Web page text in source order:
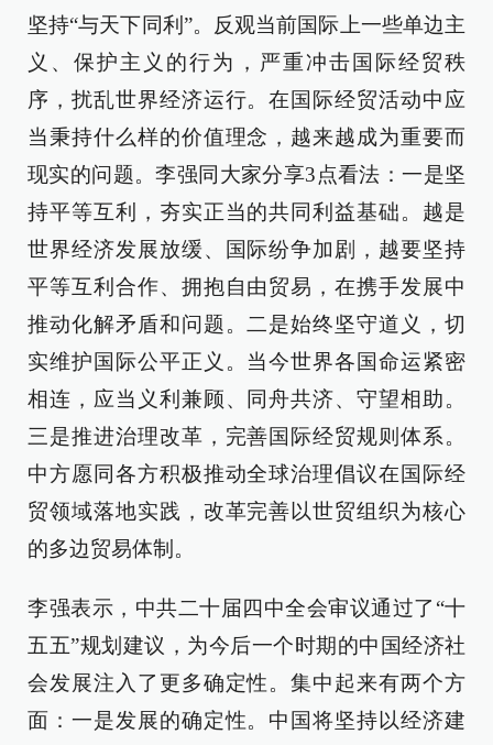
坚持“与天下同利”。反观当前国际上一些单边主
义、保护主义的行为，严重冲击国际经贸秩
序，扰乱世界经济运行。在国际经贸活动中应
当秉持什么样的价值理念，越来越成为重要而
现实的问题。李强同大家分享3点看法：一是坚
持平等互利，夯实正当的共同利益基础。越是
世界经济发展放缓、国际纷争加剧，越要坚持
平等互利合作、拥抱自由贸易，在携手发展中
推动化解矛盾和问题。二是始终坚守道义，切
实维护国际公平正义。当今世界各国命运紧密
相连，应当义利兼顾、同舟共济、守望相助。
三是推进治理改革，完善国际经贸规则体系。
中方愿同各方积极推动全球治理倡议在国际经
贸领域落地实践，改革完善以世贸组织为核心
的多边贸易体制。
李强表示，中共二十届四中全会审议通过了“十
五五”规划建议，为今后一个时期的中国经济社
会发展注入了更多确定性。集中起来有两个方
面：一是发展的确定性。中国将坚持以经济建